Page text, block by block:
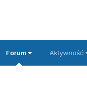
Forum Aktywność